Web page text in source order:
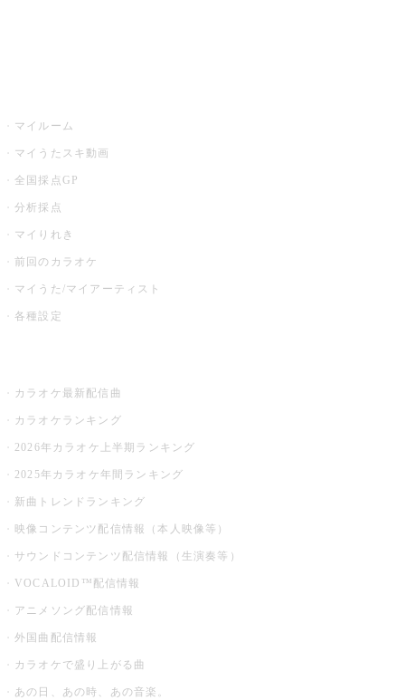
マイルーム
マイうたスキ動画
全国採点GP
分析採点
マイりれき
前回のカラオケ
マイうた/マイアーティスト
各種設定
カラオケ最新配信曲
カラオケランキング
2026年カラオケ上半期ランキング
2025年カラオケ年間ランキング
新曲トレンドランキング
映像コンテンツ配信情報（本人映像等）
サウンドコンテンツ配信情報（生演奏等）
VOCALOID™配信情報
アニメソング配信情報
外国曲配信情報
カラオケで盛り上がる曲
あの日、あの時、あの音楽。